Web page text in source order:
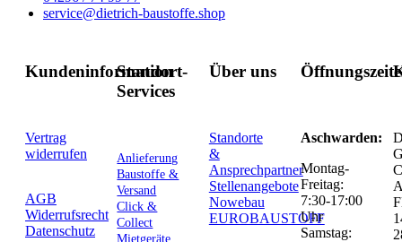
service@dietrich-baustoffe.shop
Kundeninformation
Vertrag
widerrufen
AGB
Widerrufsrecht
Datenschutz
Standort-
Services
Anlieferung
Baustoffe &
Versand
Click &
Collect
Mietgeräte
Über uns
Standorte
&
Ansprechpartner
Stellenangebote
Nowebau
EUROBAUSTOFF
Aschwarden:
Montag-
Freitag:
7:30-17:00
Uhr
Samstag: